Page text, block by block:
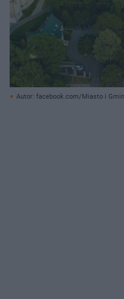
Autor: facebook.com/Miasto i